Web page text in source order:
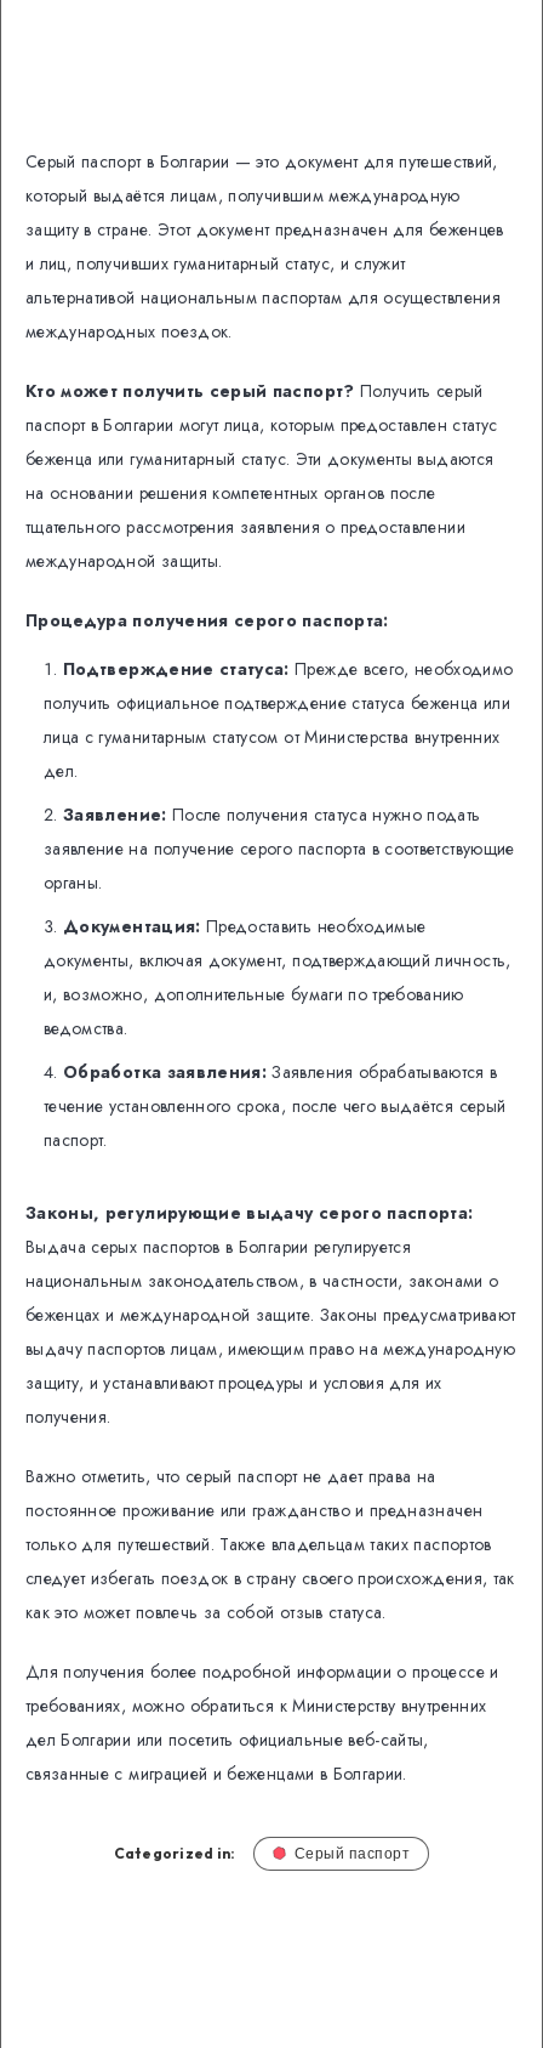
Серый паспорт в Болгарии — это документ для путешествий,
который выдаётся лицам, получившим международную
защиту в стране. Этот документ предназначен для беженцев
и лиц, получивших гуманитарный статус, и служит
альтернативой национальным паспортам для осуществления
международных поездок.
Кто может получить серый паспорт? Получить серый
паспорт в Болгарии могут лица, которым предоставлен статус
беженца или гуманитарный статус. Эти документы выдаются
на основании решения компетентных органов после
тщательного рассмотрения заявления о предоставлении
международной защиты.
Процедура получения серого паспорта:
Подтверждение статуса: Прежде всего, необходимо
получить официальное подтверждение статуса беженца или
лица с гуманитарным статусом от Министерства внутренних
дел.
Заявление: После получения статуса нужно подать
заявление на получение серого паспорта в соответствующие
органы.
Документация: Предоставить необходимые
документы, включая документ, подтверждающий личность,
и, возможно, дополнительные бумаги по требованию
ведомства.
Обработка заявления: Заявления обрабатываются в
течение установленного срока, после чего выдаётся серый
паспорт.
Законы, регулирующие выдачу серого паспорта:
Выдача серых паспортов в Болгарии регулируется
национальным законодательством, в частности, законами о
беженцах и международной защите. Законы предусматривают
выдачу паспортов лицам, имеющим право на международную
защиту, и устанавливают процедуры и условия для их
получения.
Важно отметить, что серый паспорт не дает права на
постоянное проживание или гражданство и предназначен
только для путешествий. Также владельцам таких паспортов
следует избегать поездок в страну своего происхождения, так
как это может повлечь за собой отзыв статуса.
Для получения более подробной информации о процессе и
требованиях, можно обратиться к Министерству внутренних
дел Болгарии или посетить официальные веб-сайты,
связанные с миграцией и беженцами в Болгарии.
Categorized in: Серый паспорт